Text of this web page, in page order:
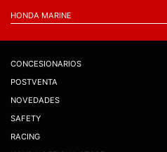
HONDA MARINE
CONCESIONARIOS
POSTVENTA
NOVEDADES
SAFETY
RACING